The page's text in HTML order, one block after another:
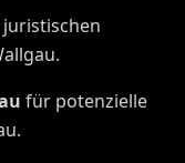
für potenzielle